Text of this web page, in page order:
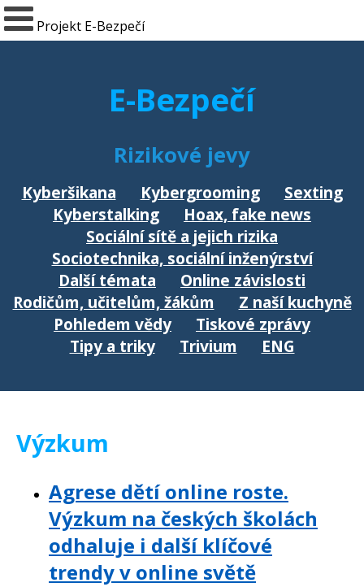
Projekt E-Bezpečí
E-Bezpečí
Rizikové jevy
Kyberšikana Kybergrooming
Sexting
Kyberstalking
Hoax, fake news
Sociální sítě a jejich rizika
Sociotechnika, sociální inženýrství
Další témata
Online závislosti
Rodičům, učitelům, žákům
Z naší kuchyně
Pohledem vědy
Tiskové zprávy
Tipy a triky
Trivium ENG
Výzkum
Agrese dětí online roste.
Výzkum na českých školách
odhaluje i další klíčové
trendy v online světě